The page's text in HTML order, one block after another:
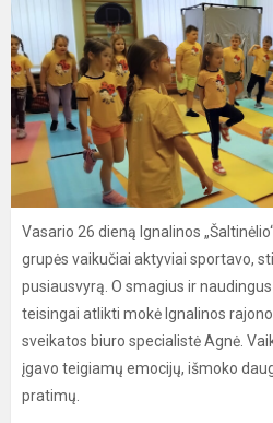
Vasario 26 dieną Ignalinos
grupės vaikučiai aktyviai sportavo,
pusiausvyrą. O smagius ir
teisingai atlikti mokė Ignalinos
sveikatos biuro specialistė Agnė.
įgavo teigiamų emocijų, išmoko
pratimų.